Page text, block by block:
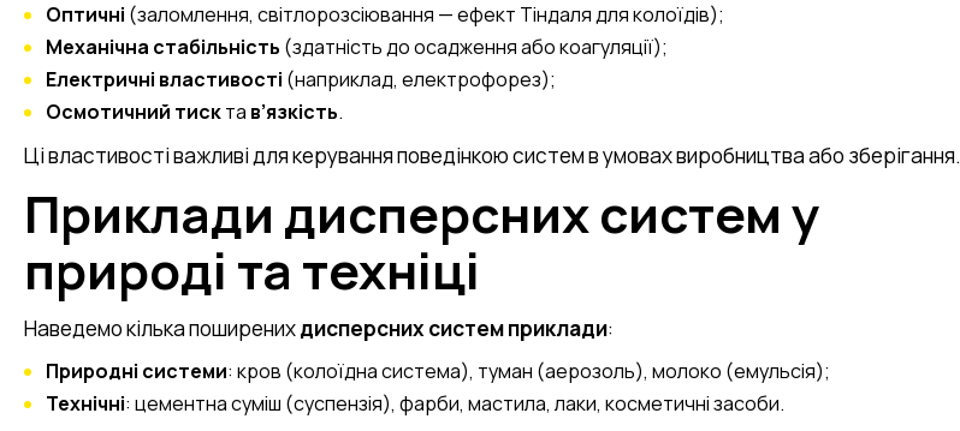
Оптичні (заломлення, світлорозсіювання — ефект Тіндаля для колоїдів);
Механічна стабільність (здатність до осадження або коагуляції);
Електричні властивості (наприклад, електрофорез);
Осмотичний тискта в’язкість.
Ці властивості важливі для керування поведінкою систем в умовах виробництва або зберігання.
Приклади дисперсних систем у
природі та техніці
Наведемо кілька поширенихдисперсних систем приклади:
Природні системи: кров (колоїдна система), туман (аерозоль), молоко (емульсія);
Технічні: цементна суміш (суспензія), фарби, мастила, лаки, косметичні засоби.